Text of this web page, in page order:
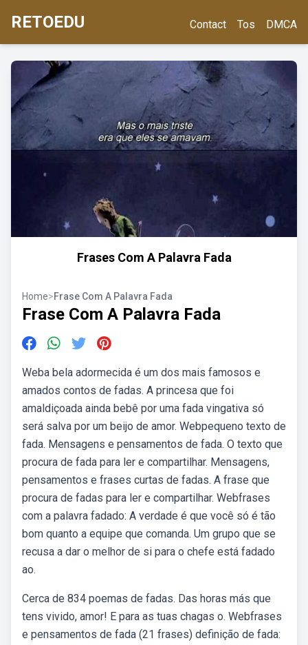
RETOEDU Contact Tos DMCA
Frases Com A Palavra Fada
Home>Frase Com A Palavra Fada
Frase Com A Palavra Fada
Weba bela adormecida é um dos mais famosos e
amados contos de fadas. A princesa que foi
amaldiçoada ainda bebê por uma fada vingativa só
será salva por um beijo de amor. Webpequeno texto de
fada. Mensagens e pensamentos de fada. O texto que
procura de fada para ler e compartilhar. Mensagens,
pensamentos e frases curtas de fadas. A frase que
procura de fadas para ler e compartilhar. Webfrases
com a palavra fadado: A verdade é que você só é tão
bom quanto a equipe que comanda. Um grupo que se
recusa a dar o melhor de si para o chefe está fadado
ao.
Cerca de 834 poemas de fadas. Das horas más que
tens vivido, amor! E para as tuas chagas o. Webfrases
e pensamentos de fada (21 frases) definição de fada: